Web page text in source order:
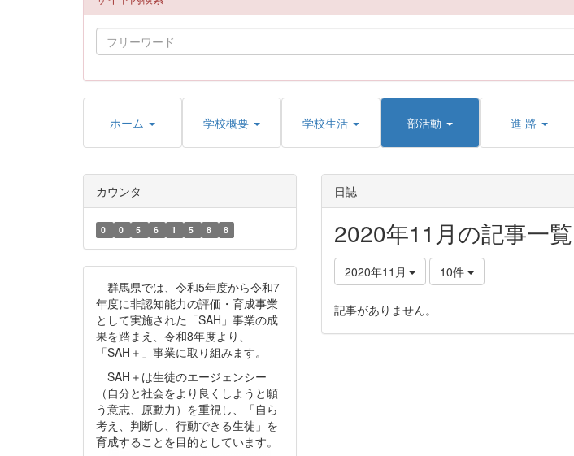
ホーム 学校概要 学校生活 部活動 進 路
日誌
2020年11月の記事一覧
2020年11月 10件
記事がありません。
カウンタ
0 0 5 6 1 5 8 8
群馬県では、令和5年度から令和7
年度に非認知能力の評価・育成事業
として実施された「SAH」事業の成
果を踏まえ、令和8年度より、
「SAH＋」事業に取り組みます。
SAH＋は生徒のエージェンシー
（自分と社会をより良くしようと願
う意志、原動力）を重視し、「自ら
考え、判断し、行動できる生徒」を
育成することを目的としています。